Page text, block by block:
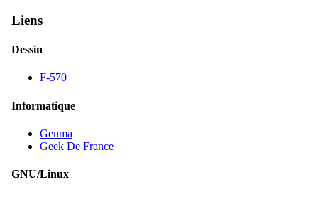
Liens
Dessin
F-570
Informatique
Genma
Geek De France
GNU/Linux